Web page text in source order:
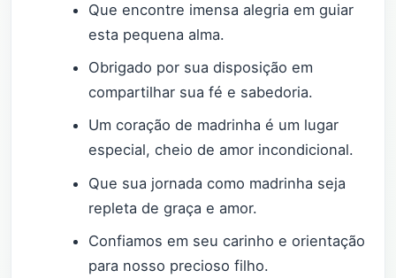
Que encontre imensa alegria em guiar
esta pequena alma.
Obrigado por sua disposição em
compartilhar sua fé e sabedoria.
Um coração de madrinha é um lugar
especial, cheio de amor incondicional.
Que sua jornada como madrinha seja
repleta de graça e amor.
Confiamos em seu carinho e orientação
para nosso precioso filho.